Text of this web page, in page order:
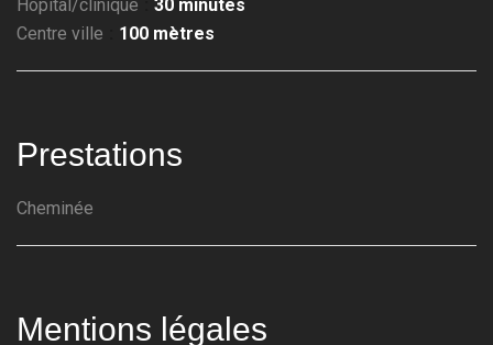
Hôpital/clinique
30 minutes
Centre ville
100 mètres
Prestations
Cheminée
Mentions légales